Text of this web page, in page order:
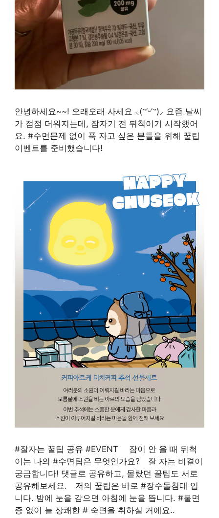
안녕하세요~~! 오래오래 사세요 ⸜(˶’ᵕ’˶)⸝ 요즘 날씨
가 점점 더워지는데, 잠자기 전 뒤척이기 시작했어
요. #수면문제 없이 푹 자고 싶은 분들을 위해 꿀팁
이벤트를 준비했습니다!
#잘자는 꿀팁 공유 #EVENT ⠀ 잠이 안 올 때 뒤척
이는 나의 #수면팁은 무엇인가요? ⠀잘 자는 비결이
궁금합니다! 댓글로 공유하고, 몰랐던 꿀팁도 서로
공유해보세요. ⠀저의 꿀팁은 바로 #장수돌침대 입
니다. 밤에 눈을 감으면 아침에 눈을 뜹니다. #불면
증 없이 늘 상쾌한 # 숙면을 취하실 거에요..